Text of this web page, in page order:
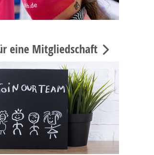
eine Mitgliedschaft